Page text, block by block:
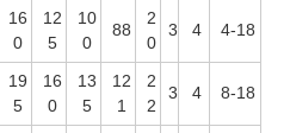
16
0
12
5
10
0
88
2
0
3 4 4-18
19
5
16
0
13
5
12
1
2
2
3 4 8-18